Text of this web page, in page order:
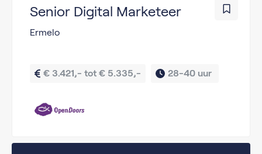
Senior Digital Marketeer
Ermelo
€ 3.421,- tot € 5.335,- 28-40 uur